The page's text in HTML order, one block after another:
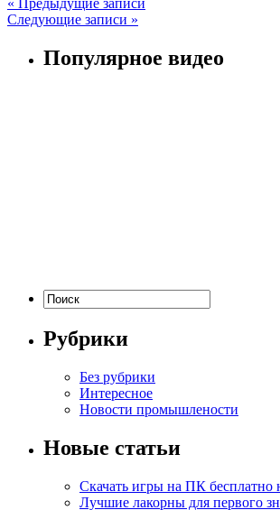
« Предыдущие записи
Следующие записи »
Популярное видео
Рубрики
Без рубрики
Интересное
Новости промышлености
Новые статьи
Скачать игры на ПК бесплатно
Лучшие лакорны для первого